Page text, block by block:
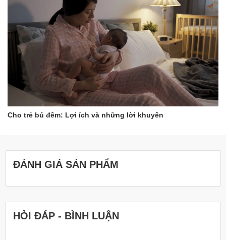
Cho trẻ bú đêm: Lợi ích và những lời khuyên
ĐÁNH GIÁ SẢN PHẨM
HỎI ĐÁP - BÌNH LUẬN